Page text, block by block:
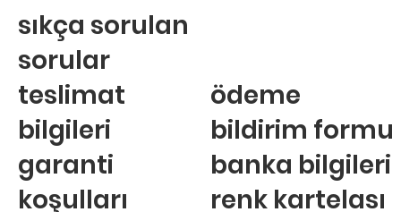
sıkça sorulan
sorular
teslimat
bilgileri
garanti
koşulları
ödeme
bildirim formu
banka bilgileri
renk kartelası